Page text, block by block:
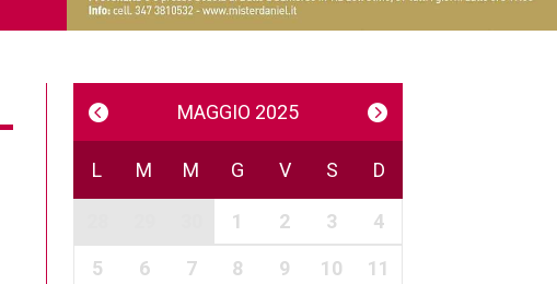
MAGGIO 2025
L M M G V S D
1 2 3 4
5 6 7 8 9 10 11